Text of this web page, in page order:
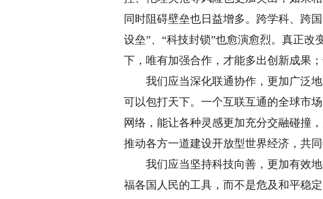
同时阻碍壁垒也日益增多。跨学科、跨
设垒”、“科技封锁”也愈演愈烈。真正
下，唯有加强合作，才能多出创新成果
我们应当深化联通协作，更加广泛地
可以包打天下。一个互联互通的全球市
网络，能让各种灵感更加充分交融碰撞
推动各方一道建设开放型世界经济，共
我们应当坚持科技向善，更加有效地
福各国人民的工具，而不是危及和平稳